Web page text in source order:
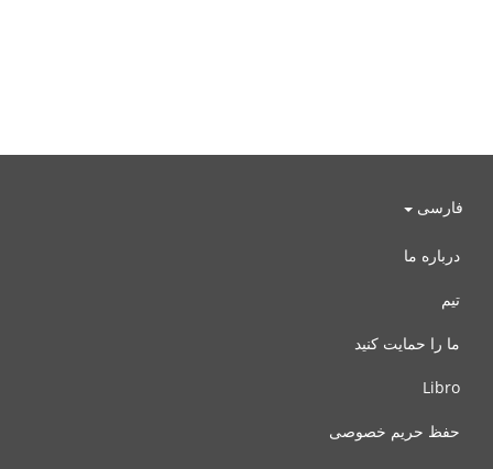
فارسی
درباره ما
تیم
ما را حمایت کنید
Libro
حفظ حریم خصوصی